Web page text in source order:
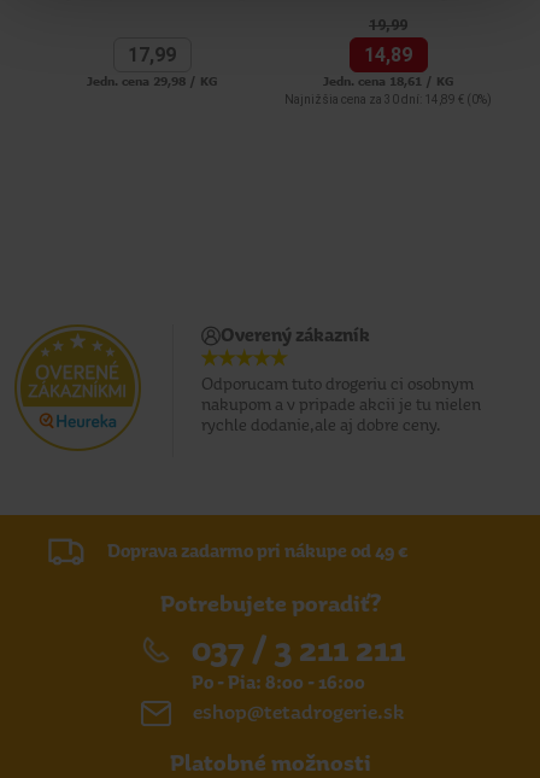
17,99
Jedn. cena 29,98 / KG
19,99
14,89
Jedn. cena 18,61 / KG
Najnižšia cena za 30 dní: 14,89 € (0%)
Overený zákazník
Odporucam tuto drogeriu ci osobnym
nakupom a v pripade akcii je tu nielen
rychle dodanie,ale aj dobre ceny.
Doprava zadarmo pri nákupe od 49 €
Potrebujete poradiť?
037 / 3 211 211
Po - Pia: 8:00 - 16:00
eshop@tetadrogerie.sk
Platobné možnosti